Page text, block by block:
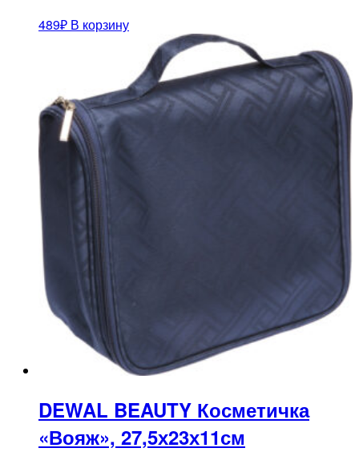
489₽ В корзину
DEWAL BEAUTY Косметичка
«Вояж», 27,5х23х11см